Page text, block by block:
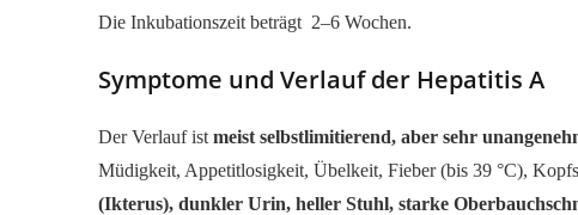
Die Inkubationszeit beträgt 2–6 Wochen.
Symptome und Verlauf der Hepatitis A
Der Verlauf ist meist selbstlimitierend, aber sehr
Müdigkeit, Appetitlosigkeit, Übelkeit, Fieber (bis 39 °C),
(Ikterus), dunkler Urin, heller Stuhl, starke